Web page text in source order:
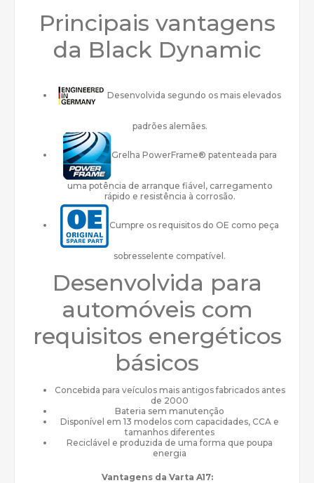
Principais vantagens
da Black Dynamic
Desenvolvida segundo os mais elevados
padrões alemães.
Grelha PowerFrame® patenteada para
uma potência de arranque fiável, carregamento
rápido e resistência à corrosão.
Cumpre os requisitos do OE como peça
sobresselente compatível.
Desenvolvida para
automóveis com
requisitos energéticos
básicos
Concebida para veículos mais antigos fabricados antes
de 2000
Bateria sem manutenção
Disponível em 13 modelos com capacidades, CCA e
tamanhos diferentes
Reciclável e produzida de uma forma que poupa
energia
Vantagens da Varta A17: